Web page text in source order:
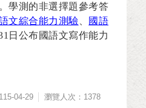
學測的非選擇題參考答
文綜合能力測驗
國語
日公布國語文寫作能力
04-29 瀏覽人次：1378